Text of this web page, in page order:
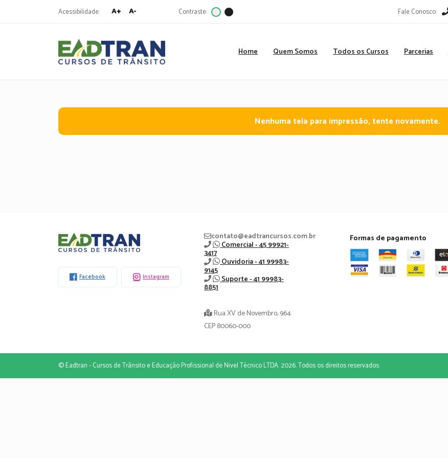
Acessibilidade: A+ A- Contraste: Fale Conosco:
Eadtran
- Home Quem Somos Todos os Cursos Parcerias
Nenhuma tela para impressão, tente novamente.
Eadtran
-
Facebook Instagram
contato@eadtrancursos.com.br
Comercial - 45 99921-
3417
Ouvidoria - 41 99983-
9145
Suporte - 41 99983-
8851
Rua XV de Novembro, 964
CEP 80060-000
Formas de pagamento
© Eadtran - Cursos de Trânsito e Educação Profissional de Nivel Técnico LTDA. 2026. Todos os direitos reservados.